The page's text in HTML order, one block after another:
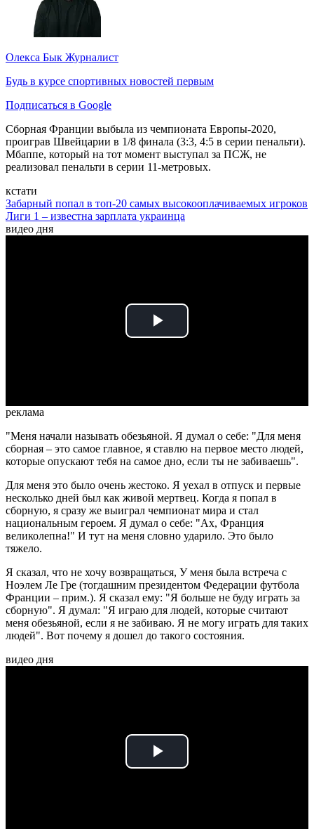
Олекса Бык Журналист
Будь в курсе спортивных новостей первым
Подписаться в Google
Сборная Франции выбыла из чемпионата Европы-2020,
проиграв Швейцарии в 1/8 финала (3:3, 4:5 в серии пенальти).
Мбаппе, который на тот момент выступал за ПСЖ, не
реализовал пенальти в серии 11-метровых.
кстати
Забарный попал в топ-20 самых высокооплачиваемых игроков
Лиги 1 – известна зарплата украинца
видео дня
Play
реклама
"Меня начали называть обезьяной. Я думал о себе: "Для меня
сборная – это самое главное, я ставлю на первое место людей,
которые опускают тебя на самое дно, если ты не забиваешь".
Для меня это было очень жестоко. Я уехал в отпуск и первые
несколько дней был как живой мертвец. Когда я попал в
сборную, я сразу же выиграл чемпионат мира и стал
национальным героем. Я думал о себе: "Ах, Франция
великолепна!" И тут на меня словно ударило. Это было
тяжело.
Я сказал, что не хочу возвращаться, У меня была встреча с
Ноэлем Ле Гре (тогдашним президентом Федерации футбола
Франции – прим.). Я сказал ему: "Я больше не буду играть за
сборную". Я думал: "Я играю для людей, которые считают
меня обезьяной, если я не забиваю. Я не могу играть для таких
людей". Вот почему я дошел до такого состояния.
видео дня
Play